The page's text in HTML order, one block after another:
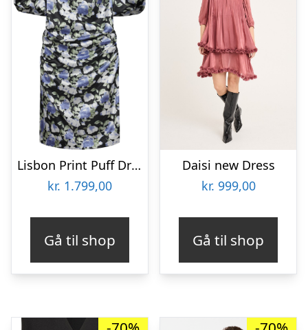
Lisbon Print Puff Dress
kr. 1.799,00
Gå til shop
Daisi new Dress
kr. 999,00
Gå til shop